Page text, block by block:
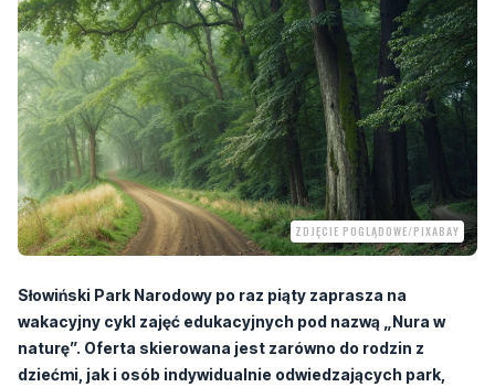
ZDJĘCIE POGLĄDOWE/PIXABAY
Słowiński Park Narodowy po raz piąty zaprasza na
wakacyjny cykl zajęć edukacyjnych pod nazwą „Nura w
naturę”. Oferta skierowana jest zarówno do rodzin z
dziećmi, jak i osób indywidualnie odwiedzających park,